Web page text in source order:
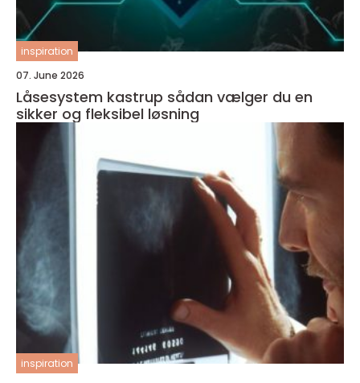
inspiration
07. June 2026
Låsesystem kastrup sådan vælger du en
sikker og fleksibel løsning
inspiration